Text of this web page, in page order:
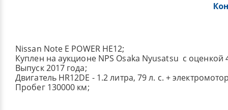
Nissan Note E POWER HE12;
Куплен на аукционе NPS Osaka Nyusatsu с оценкой
Выпуск 2017 года;
Двигатель HR12DE - 1.2 литра, 79 л. с. +
Пробег 130000 км;